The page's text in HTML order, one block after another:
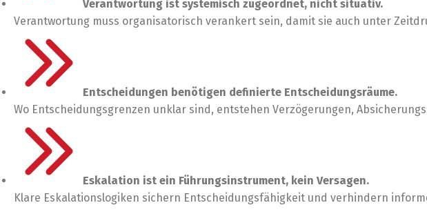
Verantwortung ist systemisch zugeordnet, nicht situativ.
Verantwortung muss organisatorisch verankert sein, damit sie auch unter
Entscheidungen benötigen definierte Entscheidungsräume.
Wo Entscheidungsgrenzen unklar sind, entstehen Verzögerungen,
Eskalation ist ein Führungsinstrument, kein Versagen.
Klare Eskalationslogiken sichern Entscheidungsfähigkeit und verhindern